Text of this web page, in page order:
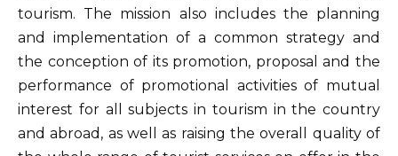
tourism. The mission also includes the planning
and implementation of a common strategy and
the conception of its promotion, proposal and the
performance of promotional activities of mutual
interest for all subjects in tourism in the country
and abroad, as well as raising the overall quality of